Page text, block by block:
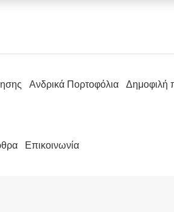
Ανδρικά Πορτοφόλια Δημοφιλή
Επικοινωνία